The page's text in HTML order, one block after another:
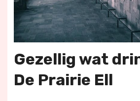
Gezellig wat
De Prairie Ell